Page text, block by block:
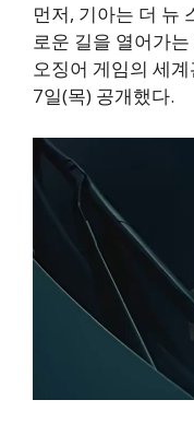
먼저, 기아는 더 뉴
로운 길을 열어가
오징어 게임의 세
7일(목) 공개했다.